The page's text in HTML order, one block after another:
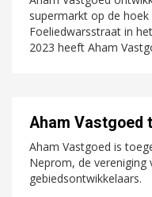
supermarkt op de hoek
Foeliedwarsstraat in
2023 heeft Aham
Aham Vastgoed
Aham Vastgoed is
Neprom, de vereniging
gebiedsontwikkelaars.